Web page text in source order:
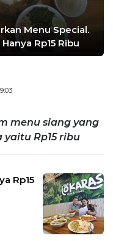
Menu Special.
Rp15 Ribu
menu siang yang
Rp15 ribu
Rp15